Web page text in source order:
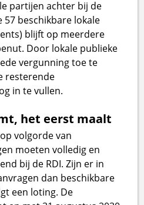
partijen achter bij de
57 beschikbare lokale
blijft op meerdere
Door lokale publieke
vergunning toe te
resterende
in te vullen.
het eerst maalt
volgorde van
moeten volledig en
bij de RDI. Zijn er in
dan beschikbare
een loting. De